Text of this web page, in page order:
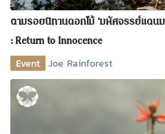
ตามรอยนิทานดอกไม้ ‘มหัศจรรย์แดน
: Return to Innocence
Event Joe Rainforest